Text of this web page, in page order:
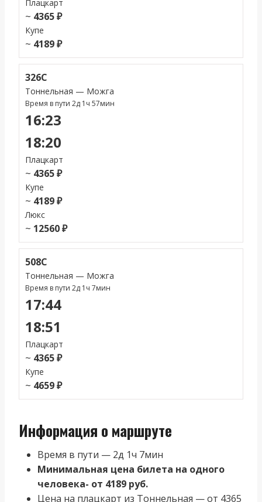
Плацкарт
~ 4365 ₽
Купе
~ 4189 ₽
326С
Тоннельная — Можга
Время в пути 2д 1ч 57мин
16:23
18:20
Плацкарт
~ 4365 ₽
Купе
~ 4189 ₽
Люкс
~ 12560 ₽
508С
Тоннельная — Можга
Время в пути 2д 1ч 7мин
17:44
18:51
Плацкарт
~ 4365 ₽
Купе
~ 4659 ₽
Информация о маршруте
Время в пути — 2д 1ч 7мин
Минимальная цена билета на одного
человека- от 4189 руб.
Цена на плацкарт из Тоннельная — от 4365